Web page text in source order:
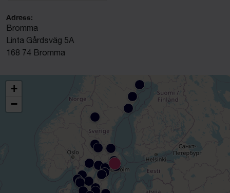
Adress:
Bromma
Linta Gårdsväg 5A
168 74 Bromma
+
−